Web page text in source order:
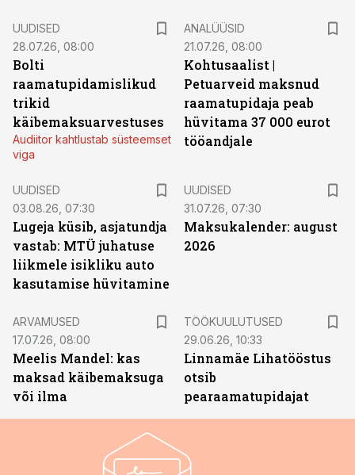
UUDISED
28.07.26, 08:00
Bolti
raamatupidamislikud
trikid
käibemaksuarvestuses
Audiitor kahtlustab süsteemset
viga
ANALÜÜSID
21.07.26, 08:00
Kohtusaalist |
Petuarveid maksnud
raamatupidaja peab
hüvitama 37 000 eurot
tööandjale
UUDISED
03.08.26, 07:30
Lugeja küsib, asjatundja
vastab: MTÜ juhatuse
liikmele isikliku auto
kasutamise hüvitamine
UUDISED
31.07.26, 07:30
Maksukalender: august
2026
ARVAMUSED
17.07.26, 08:00
Meelis Mandel: kas
maksad käibemaksuga
või ilma
TÖÖKUULUTUSED
29.06.26, 10:33
Linnamäe Lihatööstus
otsib
pearaamatupidajat